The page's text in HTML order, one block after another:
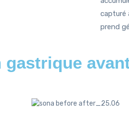
capturé
prend
gastrique